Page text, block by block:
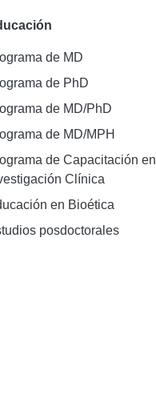
de MD
de PhD
de MD/PhD
de MD/MPH
de Capacitación en
Clínica
en Bioética
posdoctorales